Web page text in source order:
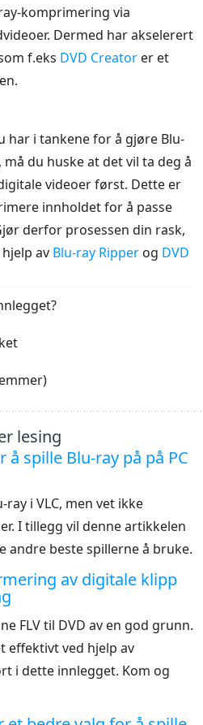
komprimering via
Dermed har akselerert
f.eks DVD Creator er et
har i tankene for å gjøre Blu-
du huske at det vil ta deg å
videoer først. Dette er
innholdet for å passe
derfor prosessen din rask,
av Blu-ray Ripper og DVD
lesing
spille Blu-ray på på PC
i VLC, men vet ikke
I tillegg vil denne artikkelen
andre beste spillerne å bruke.
av digitale klipp
FLV til DVD av en god grunn.
effektivt ved hjelp av
i dette innlegget. Kom og